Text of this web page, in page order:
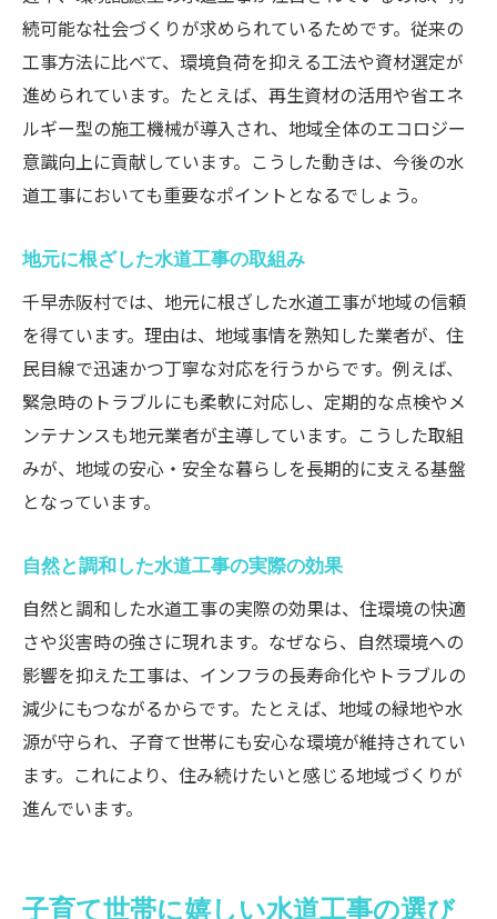
続可能な社会づくりが求められているためです。従来の
工事方法に比べて、環境負荷を抑える工法や資材選定が
進められています。たとえば、再生資材の活用や省エネ
ルギー型の施工機械が導入され、地域全体のエコロジー
意識向上に貢献しています。こうした動きは、今後の水
道工事においても重要なポイントとなるでしょう。
地元に根ざした水道工事の取組み
千早赤阪村では、地元に根ざした水道工事が地域の信頼
を得ています。理由は、地域事情を熟知した業者が、住
民目線で迅速かつ丁寧な対応を行うからです。例えば、
緊急時のトラブルにも柔軟に対応し、定期的な点検やメ
ンテナンスも地元業者が主導しています。こうした取組
みが、地域の安心・安全な暮らしを長期的に支える基盤
となっています。
自然と調和した水道工事の実際の効果
自然と調和した水道工事の実際の効果は、住環境の快適
さや災害時の強さに現れます。なぜなら、自然環境への
影響を抑えた工事は、インフラの長寿命化やトラブルの
減少にもつながるからです。たとえば、地域の緑地や水
源が守られ、子育て世帯にも安心な環境が維持されてい
ます。これにより、住み続けたいと感じる地域づくりが
進んでいます。
子育て世帯に嬉しい水道工事の選び